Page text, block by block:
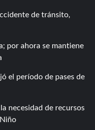
de tránsito,
por ahora se mantiene
el período de pases de
necesidad de recursos